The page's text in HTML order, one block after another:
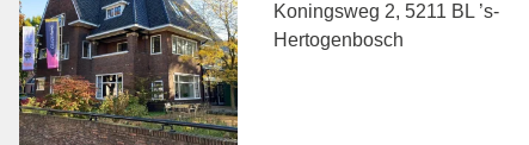
Koningsweg 2, 5211 BL ’s-
Hertogenbosch